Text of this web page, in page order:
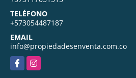
TELÉFONO
+573054487187
EMAIL
info@propiedadesenventa.com.co
FacebookInstagram